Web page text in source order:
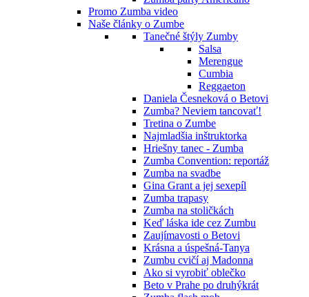
Promo Zumba video
Naše články o Zumbe
Tanečné štýly Zumby
Salsa
Merengue
Cumbia
Reggaeton
Daniela Česneková o Betovi
Zumba? Neviem tancovať!
Tretina o Zumbe
Najmladšia inštruktorka
Hriešny tanec - Zumba
Zumba Convention: reportáž
Zumba na svadbe
Gina Grant a jej sexepíl
Zumba trapasy
Zumba na stoličkách
Keď láska ide cez Zumbu
Zaujímavosti o Betovi
Krásna a úspešná-Tanya
Zumbu cvičí aj Madonna
Ako si vyrobiť oblečko
Beto v Prahe po druhýkrát